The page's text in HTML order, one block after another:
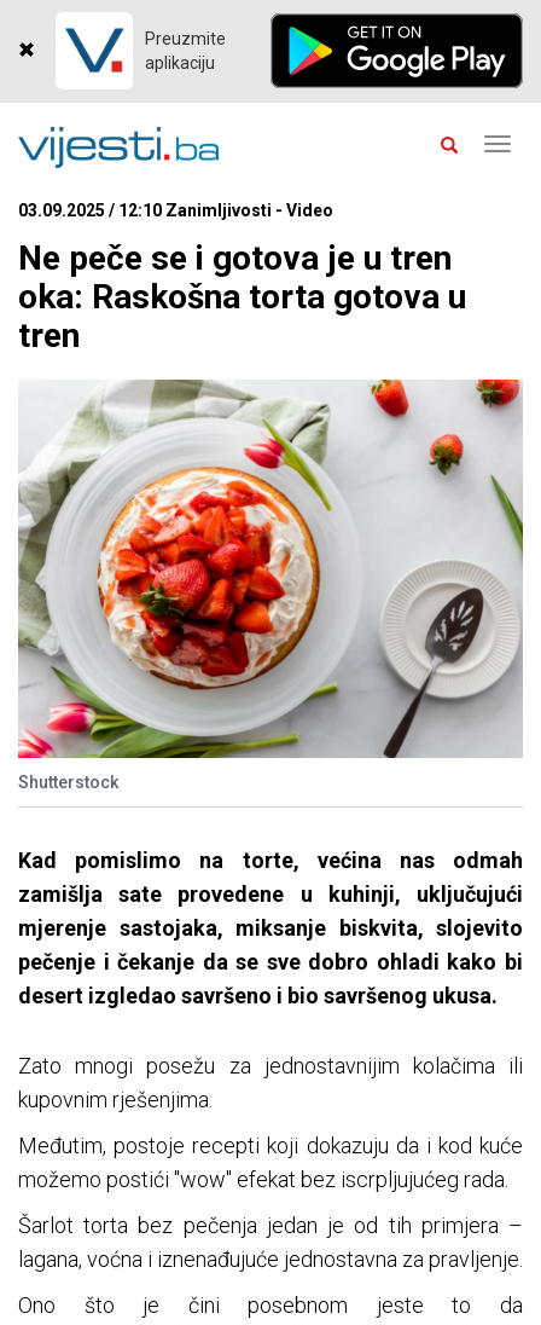
Preuzmite
aplikaciju
03.09.2025 / 12:10 Zanimljivosti - Video
Ne peče se i gotova je u tren
oka: Raskošna torta gotova u
tren
Shutterstock
Kad pomislimo na torte, većina nas odmah
zamišlja sate provedene u kuhinji, uključujući
mjerenje sastojaka, miksanje biskvita, slojevito
pečenje i čekanje da se sve dobro ohladi kako bi
desert izgledao savršeno i bio savršenog ukusa.
Zato mnogi posežu za jednostavnijim kolačima ili
kupovnim rješenjima.
Međutim, postoje recepti koji dokazuju da i kod kuće
možemo postići "wow" efekat bez iscrpljujućeg rada.
Šarlot torta bez pečenja jedan je od tih primjera –
lagana, voćna i iznenađujuće jednostavna za pravljenje.
Ono što je čini posebnom jeste to da